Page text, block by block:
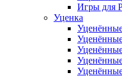
Игры для
Уценка